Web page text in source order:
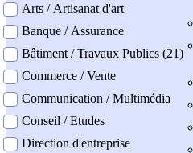
Arts / Artisanat d'art
Banque / Assurance
Bâtiment / Travaux Publics (21)
Commerce / Vente
Communication / Multimédia
Conseil / Etudes
Direction d'entreprise